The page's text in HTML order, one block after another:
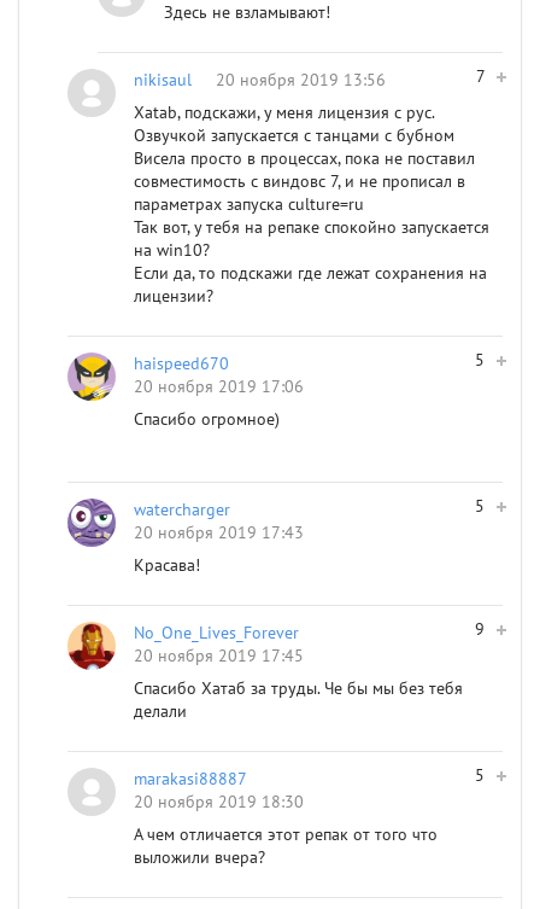
Здесь не взламывают!
7
nikisaul
20 ноября 2019 13:56
Xatab, подскажи, у меня лицензия с рус.
Озвучкой запускается с танцами с бубном
Висела просто в процессах, пока не поставил
совместимость с виндовс 7, и не прописал в
параметрах запуска culture=ru
Так вот, у тебя на репаке спокойно запускается
на win10?
Если да, то подскажи где лежат сохранения на
лицензии?
5
haispeed670
20 ноября 2019 17:06
Спасибо огромное)
5
watercharger
20 ноября 2019 17:43
Красава!
9
No_One_Lives_Forever
20 ноября 2019 17:45
Спасибо Хатаб за труды. Че бы мы без тебя
делали
5
marakasi88887
20 ноября 2019 18:30
А чем отличается этот репак от того что
выложили вчера?